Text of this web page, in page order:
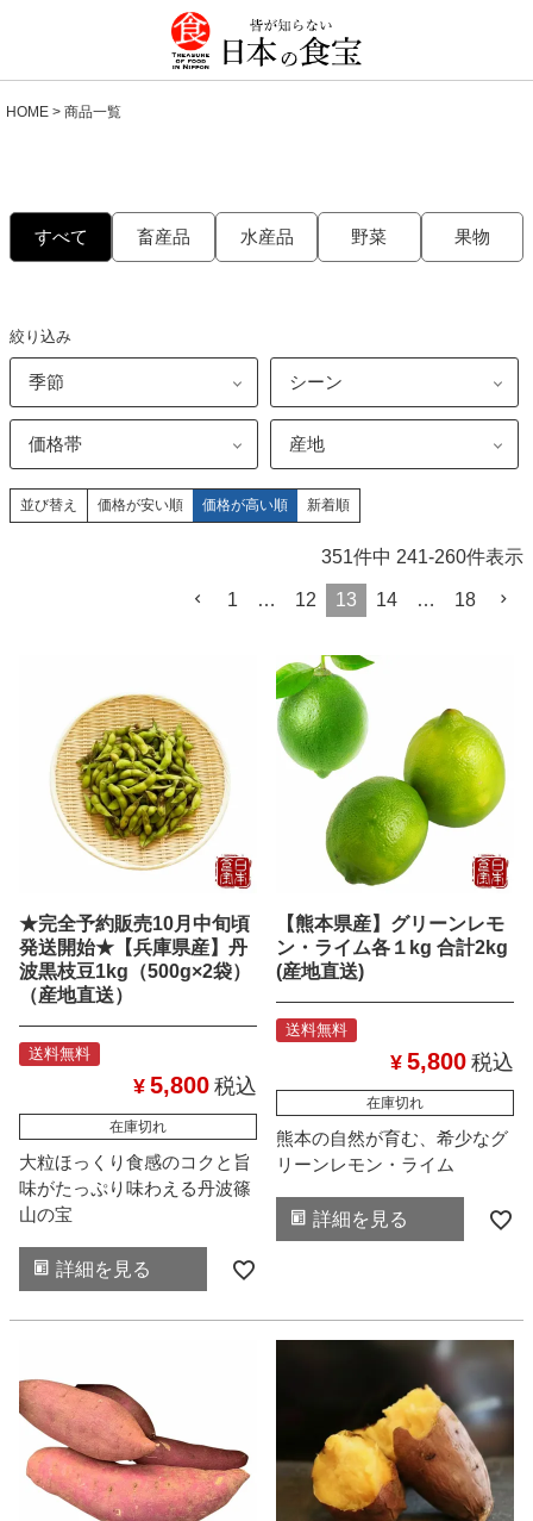
HOME 商品一覧
すべて 畜産品 水産品 野菜 果物
絞り込み
並び替え 価格が安い順 価格が高い順 新着順
351件中 241-260件表示
1 … 12 13 14 … 18
★完全予約販売10月中旬頃
発送開始★【兵庫県産】丹
波黒枝豆1kg（500g×2袋）
（産地直送）
送料無料
¥ 5,800 税込
在庫切れ
大粒ほっくり食感のコクと旨
味がたっぷり味わえる丹波篠
山の宝
詳細を見る
【熊本県産】グリーンレモ
ン・ライム各１kg 合計2kg
(産地直送)
送料無料
¥ 5,800 税込
在庫切れ
熊本の自然が育む、希少なグ
リーンレモン・ライム
詳細を見る